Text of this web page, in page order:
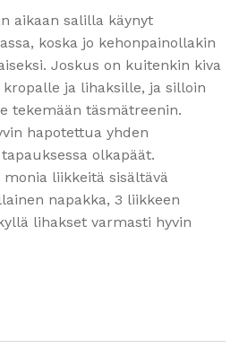
aikaan salilla käynyt
koska jo kehonpainollakin
Joskus on kuitenkin kiva
ja lihaksille, ja silloin
tekemään täsmätreenin.
hapotettua yhden
olkapäät.
liikkeitä sisältävä
napakka, 3 liikkeen
lihakset varmasti hyvin